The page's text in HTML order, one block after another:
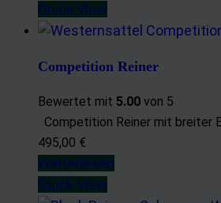
Quick View
Competition Reiner
Bewertet mit 5.00 von 5
Competition Reiner mit breiter
495,00 €
Weiterlesen
Quick View